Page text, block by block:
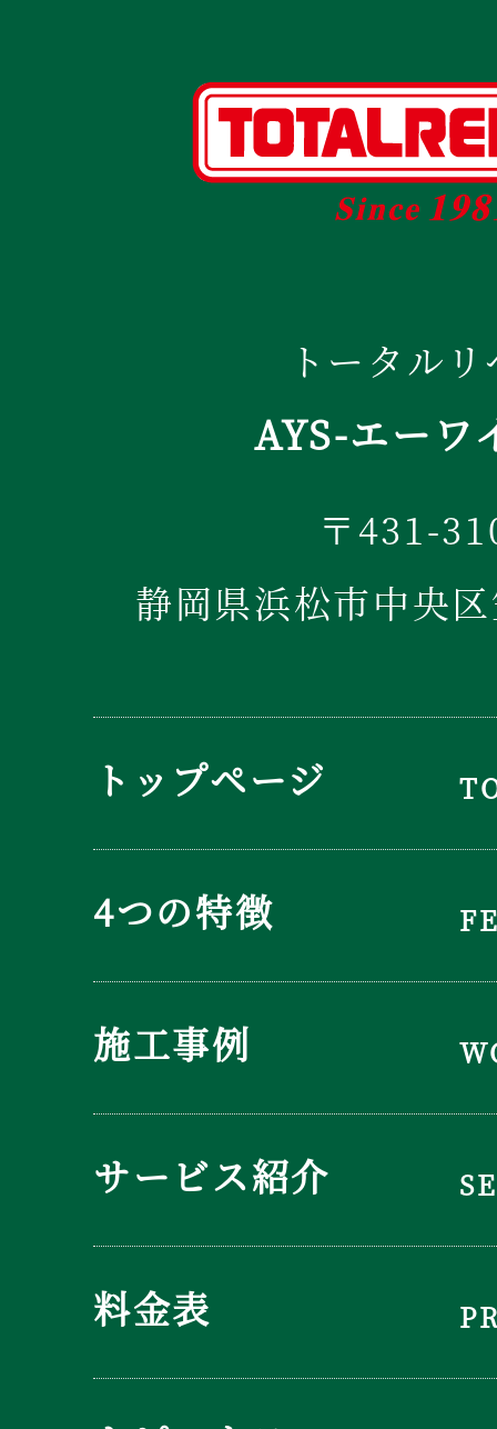
トータル
AYS-エーワ
〒431-
静岡県浜松市中央
トップページ
4つの特徴
施工事例
サービス紹介
料金表